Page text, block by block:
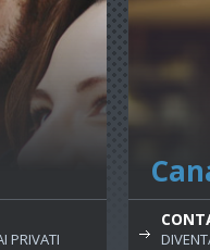
PRIVATI